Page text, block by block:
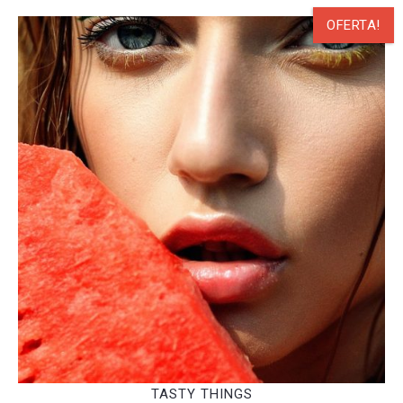
OFERTA!
TASTY THINGS